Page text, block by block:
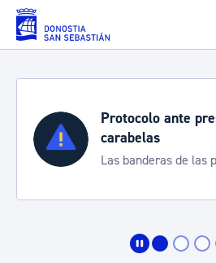
Saltar al contenido principal
Protocolo ante presencia de
carabelas
Las banderas de las playas, referencia